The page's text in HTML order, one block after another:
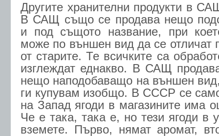
Другите хранителни продукти в
В САЩ също се продава нещо
и под същото название, при
може по външен вид да се отличат
от старите. Те всичките са
изглеждат еднакво. В САЩ
нещо наподобаващо на външен
ги купувам изобщо. В СССР се
на Запад ягоди в магазините има
Че е така, така е, но тези ягоди в
вземете. Първо, нямат аромат,